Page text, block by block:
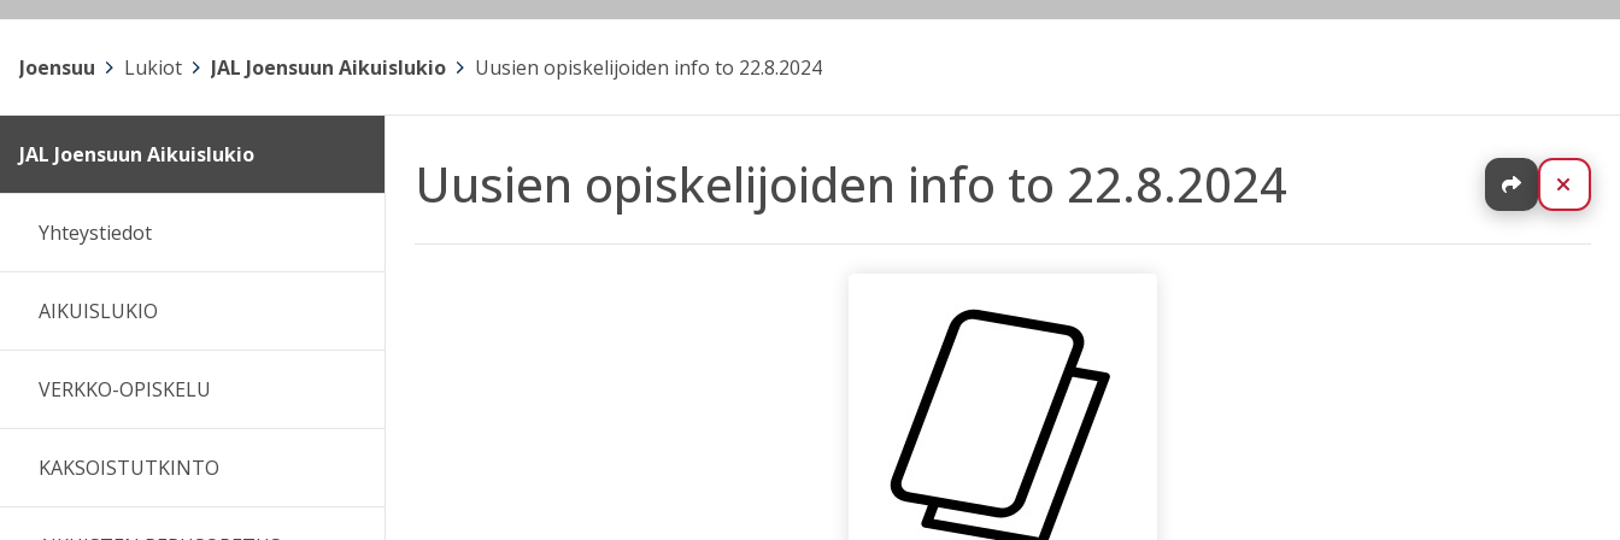
Joensuu Lukiot JAL Joensuun Aikuislukio Uusien opiskelijoiden info to 22.8.2024
Uusien opiskelijoiden info to 22.8.2024 Jaa
JAL Joensuun Aikuislukio
Yhteystiedot
AIKUISLUKIO
VERKKO-OPISKELU
KAKSOISTUTKINTO